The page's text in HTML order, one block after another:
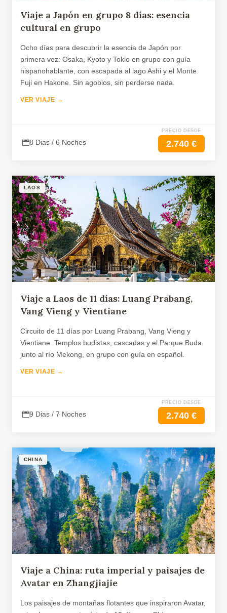
Viaje a Japón en grupo 8 días: esencia
cultural en grupo
Ocho días para descubrir la esencia de Japón por
primera vez: Osaka, Kyoto y Tokio en grupo con guía
hispanohablante, con escapada al lago Ashi y el Monte
Fuji en Hakone. Sin agobios, sin perderse nada.
VER VIAJE →
8 Dias / 6 Noches
PRECIO DESDE
2.740 €
LAOS
Viaje a Laos de 11 días: Luang Prabang,
Vang Vieng y Vientiane
Circuito de 11 días por Luang Prabang, Vang Vieng y
Vientiane. Templos budistas, cascadas y el Parque Buda
junto al río Mekong, en grupo con guía en español.
VER VIAJE →
9 Dias / 7 Noches
PRECIO DESDE
2.740 €
CHINA
Viaje a China: ruta imperial y paisajes de
Avatar en Zhangjiajie
Los paisajes de montañas flotantes que inspiraron Avatar,